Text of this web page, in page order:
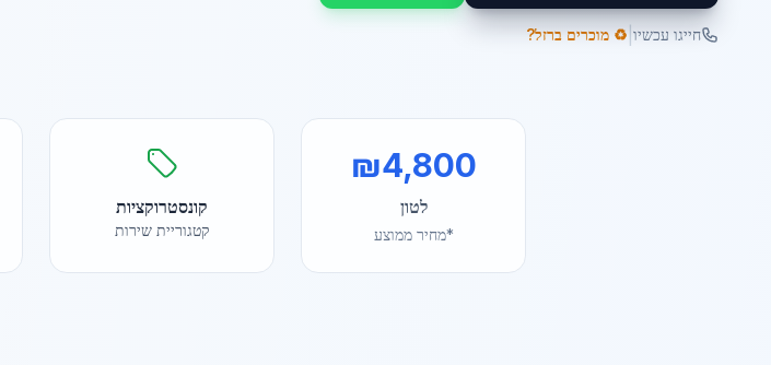
חייגו עכשיו ♻️ מוכרים ברזל?
₪4,800
לטון
*מחיר ממוצע
קונסטרוקציות
קטגוריית שירות